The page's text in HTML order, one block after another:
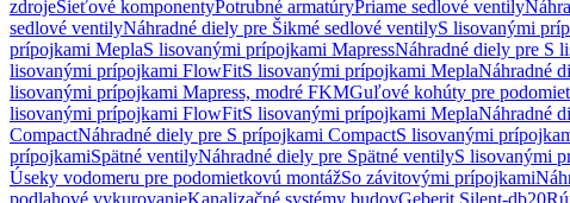
zdrojeSieťové komponentyPotrubné armatúryPriame sedlové ventily
sedlové ventilyNáhradné diely pre Šikmé sedlové ventilyS lisovanými
prípojkami MeplaS lisovanými prípojkami MapressNáhradné diely pre S
lisovanými prípojkami FlowFitS lisovanými prípojkami MeplaNáhradné
lisovanými prípojkami Mapress, modré FKMGuľové kohúty pre
lisovanými prípojkami FlowFitS lisovanými prípojkami MeplaNáhradné
CompactNáhradné diely pre S prípojkami CompactS lisovanými
prípojkamiSpätné ventilyNáhradné diely pre Spätné ventilyS lisovanými
Úseky vodomeru pre podomietkovú montážSo závitovými prípojkami
podlahové vykurovanieKanalizačné systémy budovGeberit Silent-db20